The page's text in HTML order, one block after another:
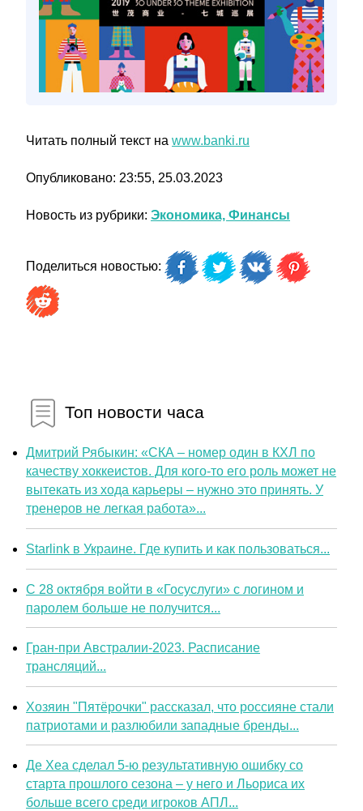
Читать полный текст на www.banki.ru
Опубликовано: 23:55, 25.03.2023
Новость из рубрики: Экономика, Финансы
Поделиться новостью:
Топ новости часа
Дмитрий Рябыкин: «СКА – номер один в КХЛ по
качеству хоккеистов. Для кого-то его роль может не
вытекать из хода карьеры – нужно это принять. У
тренеров не легкая работа»...
Starlink в Украине. Где купить и как пользоваться...
С 28 октября войти в «Госуслуги» с логином и
паролем больше не получится...
Гран-при Австралии-2023. Расписание
трансляций...
Хозяин "Пятёрочки" рассказал, что россияне стали
патриотами и разлюбили западные бренды...
Де Хеа сделал 5-ю результативную ошибку со
старта прошлого сезона – у него и Льориса их
больше всего среди игроков АПЛ...